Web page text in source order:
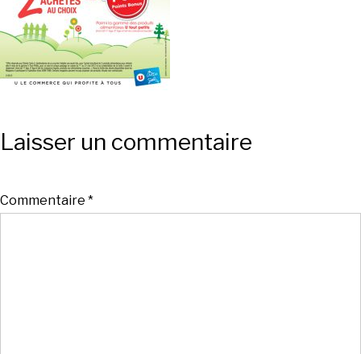
Laisser un commentaire
Commentaire *